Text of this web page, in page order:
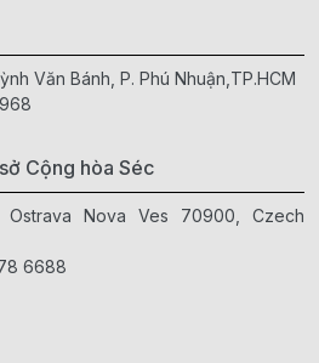
Văn Bánh, P. Phú Nhuận,TP.HCM
Cộng hòa Séc
Nova Ves 70900, Czech
6688